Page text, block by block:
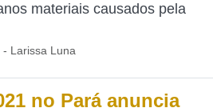
materiais causados pela
Larissa Luna
no Pará anuncia